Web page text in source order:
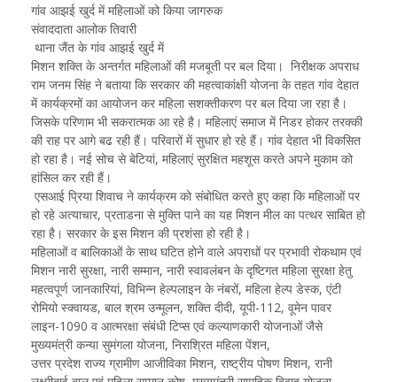
गांव आझई खुर्द में महिलाओं को किया जागरुक
संवाददाता आलोक तिवारी
थाना जैंत के गांव आझई खुर्द में
मिशन शक्ति के अन्तर्गत महिलाओं की मजबूती पर बल दिया। निरीक्षक अपराध
राम जनम सिंह ने बताया कि सरकार की महत्वाकांक्षी योजना के तहत गांव देहात
में कार्यक्रमों का आयोजन कर महिला सशक्तीकरण पर बल दिया जा रहा है।
जिसके परिणाम भी सकरात्मक आ रहे है। महिलाएं समाज में निडर होकर तरक्की
की राह पर आगे बढ रही हैं। परिवारों में सुधार हो रहे हैं। गांव देहात भी विकसित
हो रहा है। नई सोच से बेटियां, महिलाएं सुरक्षित महशूस करते अपने मुकाम को
हांसिल कर रही हैं।
एसआई प्रिया शिवाच ने कार्यक्रम को संबोधित करते हुए कहा कि महिलाओं पर
हो रहे अत्याचार, प्रताडना से मुक्ति पाने का यह मिशन मील का पत्थर साबित हो
रहा है। सरकार के इस मिशन की प्रशंसा हो रही है।
महिलाओं व बालिकाओं के साथ घटित होने वाले अपराधों पर प्रभावी रोकथाम एवं
मिशन नारी सुरक्षा, नारी सम्मान, नारी स्वावलंबन के दृष्टिगत महिला सुरक्षा हेतु
महत्वपूर्ण जानकारियां, विभिन्न हेल्पलाइन के नंबरों, महिला हेल्प डेस्क, एंटी
रोमियो स्क्वायड, बाल श्रम उन्मूलन, शक्ति दीदी, यूपी-112, वूमेन पावर
लाइन-1090 व आत्मरक्षा संबंधी टिप्स एवं कल्याणकारी योजनाओं जैसे
मुख्यमंत्री कन्या सुमंगला योजना, निराश्रित महिला पेंशन,
उत्तर प्रदेश राज्य ग्रामीण आजीविका मिशन, राष्ट्रीय पोषण मिशन, रानी